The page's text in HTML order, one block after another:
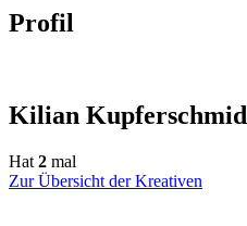
Profil
Kilian Kupferschmid
Hat 2 mal
Zur Übersicht der Kreativen